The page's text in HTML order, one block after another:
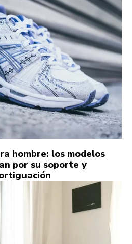
hombre: los modelos
por su soporte y